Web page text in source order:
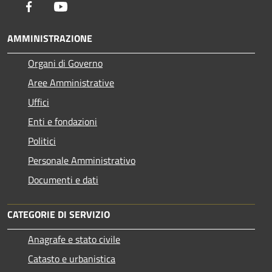
Facebook
AMMINISTRAZIONE
Organi di Governo
Aree Amministrative
Uffici
Enti e fondazioni
Politici
Personale Amministrativo
Documenti e dati
CATEGORIE DI SERVIZIO
Anagrafe e stato civile
Catasto e urbanistica